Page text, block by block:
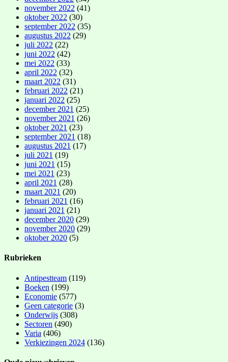
november 2022 (41)
oktober 2022 (30)
september 2022 (35)
augustus 2022 (29)
juli 2022 (22)
juni 2022 (42)
mei 2022 (33)
april 2022 (32)
maart 2022 (31)
februari 2022 (21)
januari 2022 (25)
december 2021 (25)
november 2021 (26)
oktober 2021 (23)
september 2021 (18)
augustus 2021 (17)
juli 2021 (19)
juni 2021 (15)
mei 2021 (23)
april 2021 (28)
maart 2021 (20)
februari 2021 (16)
januari 2021 (21)
december 2020 (29)
november 2020 (29)
oktober 2020 (5)
Rubrieken
Antipestteam (119)
Boeken (199)
Economie (577)
Geen categorie (3)
Onderwijs (308)
Sectoren (490)
Varia (406)
Verkiezingen 2024 (136)